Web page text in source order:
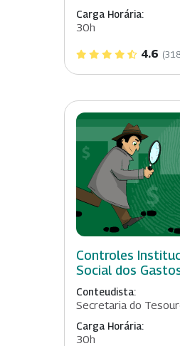
Carga Horária:
30h
4.6
Controles
Social dos
Conteudista:
Secretaria do
Carga Horária:
30h